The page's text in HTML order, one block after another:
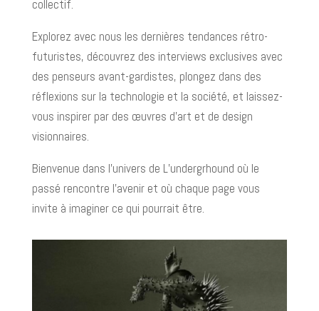
collectif.
Explorez avec nous les dernières tendances rétro-
futuristes, découvrez des interviews exclusives avec
des penseurs avant-gardistes, plongez dans des
réflexions sur la technologie et la société, et laissez-
vous inspirer par des œuvres d’art et de design
visionnaires.
Bienvenue dans l’univers de L’undergrhound où le
passé rencontre l’avenir et où chaque page vous
invite à imaginer ce qui pourrait être.